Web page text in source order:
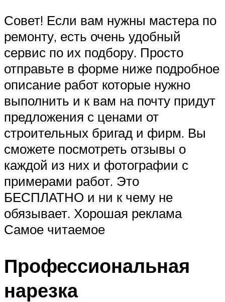
Совет! Если вам нужны мастера по
ремонту, есть очень удобный
сервис по их подбору. Просто
отправьте в форме ниже подробное
описание работ которые нужно
выполнить и к вам на почту придут
предложения с ценами от
строительных бригад и фирм. Вы
сможете посмотреть отзывы о
каждой из них и фотографии с
примерами работ. Это
БЕСПЛАТНО и ни к чему не
обязывает. Хорошая реклама
Самое читаемое
Профессиональная
нарезка